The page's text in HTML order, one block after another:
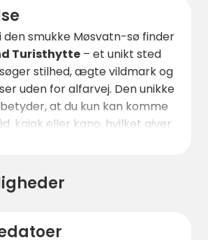
den smukke Møsvatn-sø finder
Turisthytte – et unikt sted
stilhed, ægte vildmark og
uden for alfarvej. Den unikke
at du kun kan komme
kajak eller kano, hvilket giver
være langt væk fra
naturen, omgivet af bjerge